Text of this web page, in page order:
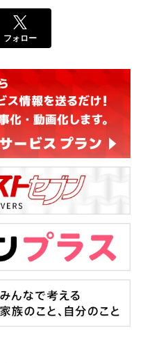
フォロー